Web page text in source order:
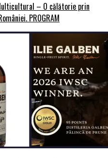
– O călătorie prin
PROGRAM